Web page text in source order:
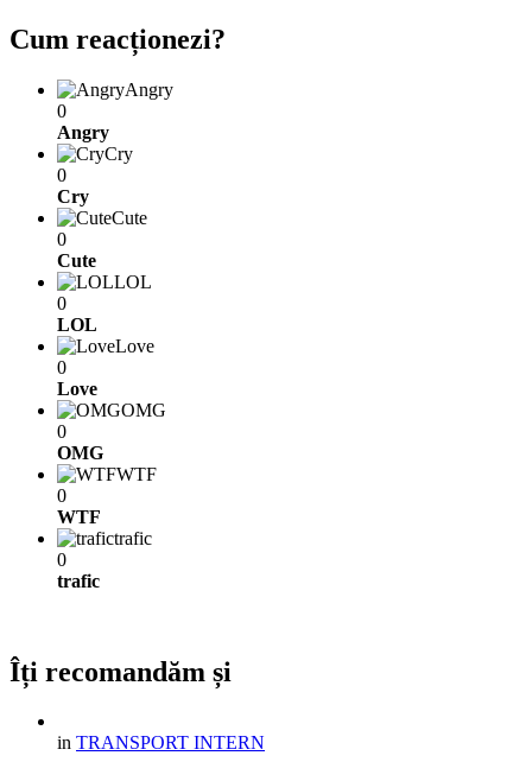
Cum reacționezi?
Angry
0
Angry
Cry
0
Cry
Cute
0
Cute
LOL
0
LOL
Love
0
Love
OMG
0
OMG
WTF
0
WTF
trafic
0
trafic
Îți recomandăm și
in TRANSPORT INTERN